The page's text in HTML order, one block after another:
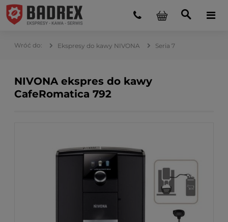
Ekspresy do kawy NIVONA Seria 7
NIVONA ekspres do kawy
CafeRomatica 792